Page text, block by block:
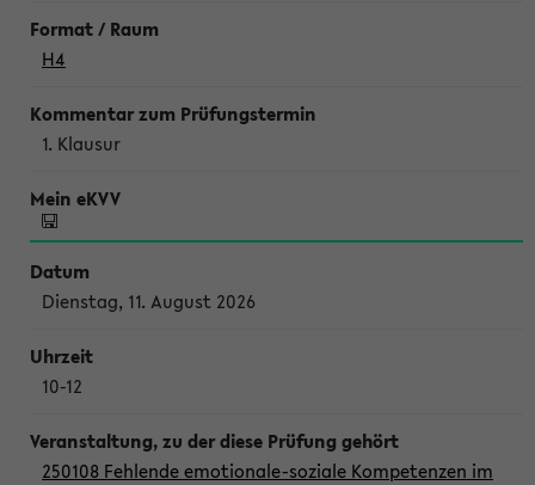
H4
1. Klausur
Dienstag, 11. August 2026
10-12
250108 Fehlende emotionale-soziale Kompetenzen im